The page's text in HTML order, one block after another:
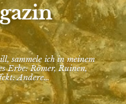
sammele ich in meinem
Erbe: Römer, Ruinen,
Andere...